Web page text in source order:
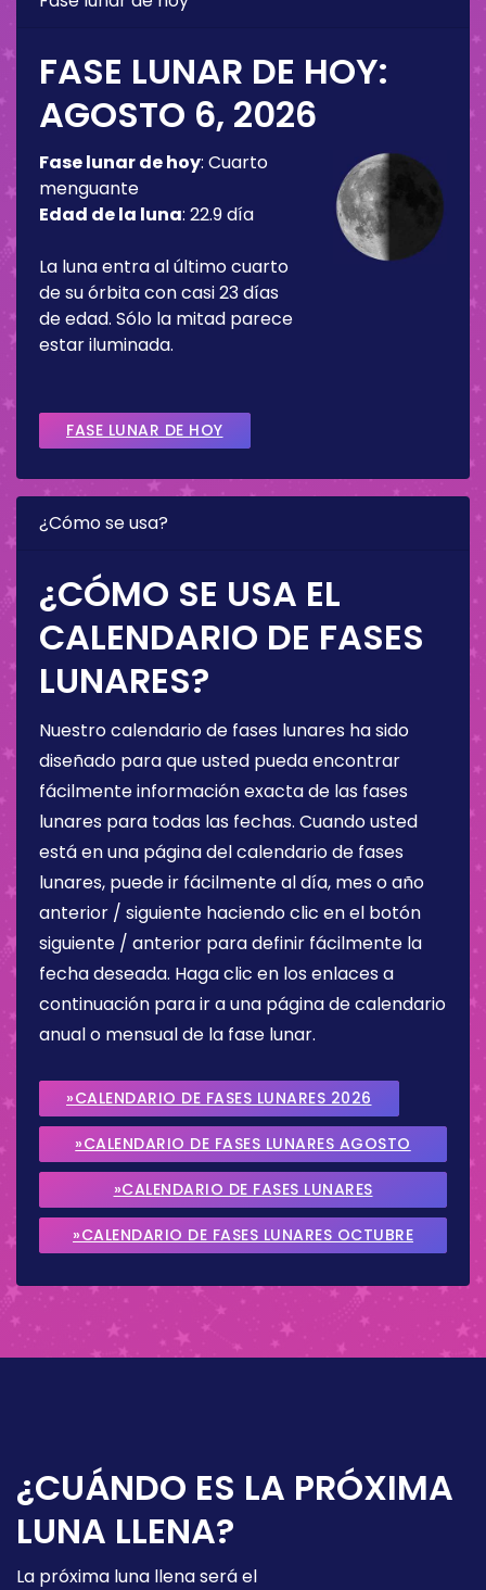
FASE LUNAR DE HOY:
AGOSTO 6, 2026
Fase lunar de hoy: Cuarto
menguante
Edad de la luna: 22.9 día
La luna entra al último cuarto
de su órbita con casi 23 días
de edad. Sólo la mitad parece
estar iluminada.
FASE LUNAR DE HOY
¿Cómo se usa?
¿CÓMO SE USA EL
CALENDARIO DE FASES
LUNARES?
Nuestro calendario de fases lunares ha sido
diseñado para que usted pueda encontrar
fácilmente información exacta de las fases
lunares para todas las fechas. Cuando usted
está en una página del calendario de fases
lunares, puede ir fácilmente al día, mes o año
anterior / siguiente haciendo clic en el botón
siguiente / anterior para definir fácilmente la
fecha deseada. Haga clic en los enlaces a
continuación para ir a una página de calendario
anual o mensual de la fase lunar.
»CALENDARIO DE FASES LUNARES 2026
»CALENDARIO DE FASES LUNARES AGOSTO
2026
»CALENDARIO DE FASES LUNARES
SEPTIEMBRE 2026
»CALENDARIO DE FASES LUNARES OCTUBRE
¿CUÁNDO ES LA PRÓXIMA
LUNA LLENA?
La próxima luna llena será el